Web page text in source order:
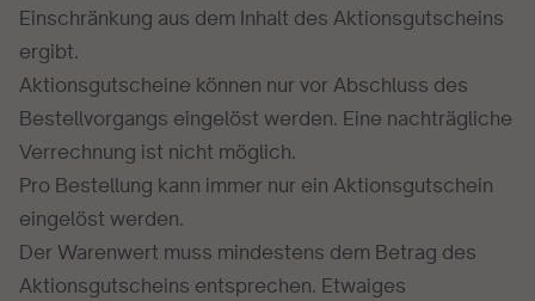
Einschränkung aus dem Inhalt des Aktionsgutscheins
ergibt.
Aktionsgutscheine können nur vor Abschluss des
Bestellvorgangs eingelöst werden. Eine nachträgliche
Verrechnung ist nicht möglich.
Pro Bestellung kann immer nur ein Aktionsgutschein
eingelöst werden.
Der Warenwert muss mindestens dem Betrag des
Aktionsgutscheins entsprechen. Etwaiges